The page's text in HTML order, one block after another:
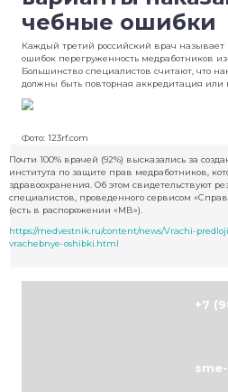
Врачи
варианты
чебные
ошибок перегруженность
Большинство специалистов
должны быть повторная
Фото: 123rf.com
института по защите прав
здравоохранения. Об этом
специалистов, проведенного
https://medvestnik.ru/content/news/